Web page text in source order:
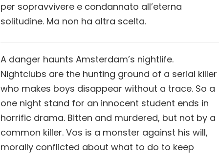
per sopravvivere e condannato all’eterna
solitudine. Ma non ha altra scelta.
A danger haunts Amsterdam’s nightlife.
Nightclubs are the hunting ground of a serial killer
who makes boys disappear without a trace. So a
one night stand for an innocent student ends in
horrific drama. Bitten and murdered, but not by a
common killer. Vos is a monster against his will,
morally conflicted about what to do to keep